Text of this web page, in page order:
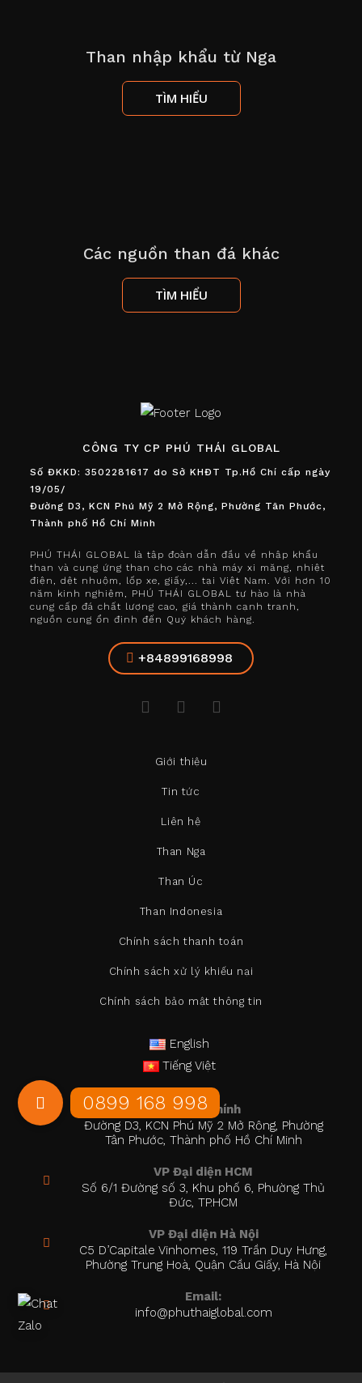
Than nhập khẩu từ Nga
TÌM HIỂU
Các nguồn than đá khác
TÌM HIỂU
CÔNG TY CP PHÚ THÁI GLOBAL
Số ĐKKD: 3502281617 do Sở KHĐT Tp.Hồ Chí cấp ngày
19/05/
Đường D3, KCN Phú Mỹ 2 Mở Rộng, Phường Tân Phước,
Thành phố Hồ Chí Minh
PHÚ THÁI GLOBAL là tập đoàn dẫn đầu về nhập khẩu
than và cung ứng than cho các nhà máy xi măng, nhiệt
điện, dệt nhuộm, lốp xe, giấy,... tại Việt Nam. Với hơn 10
năm kinh nghiệm, PHÚ THÁI GLOBAL tự hào là nhà
cung cấp đá chất lượng cao, giá thành cạnh tranh,
nguồn cung ổn định đến Quý khách hàng.
+84899168998
Giới thiệu
Tin tức
Liên hệ
Than Nga
Than Úc
Than Indonesia
Chính sách thanh toán
Chính sách xử lý khiếu nại
Chính sách bảo mật thông tin
English
Tiếng Việt
Trụ sở chính
Đường D3, KCN Phú Mỹ 2 Mở Rộng, Phường
Tân Phước, Thành phố Hồ Chí Minh
VP Đại diện HCM
Số 6/1 Đường số 3, Khu phố 6, Phường Thủ
Đức, TP.HCM
VP Đại diện Hà Nội
C5 D’Capitale Vinhomes, 119 Trần Duy Hưng,
Phường Trung Hoà, Quận Cầu Giấy, Hà Nội
Email:
info@phuthaiglobal.com